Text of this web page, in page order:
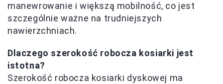
manewrowanie i większą mobilność, co jest
szczególnie ważne na trudniejszych
nawierzchniach.
Dlaczego szerokość robocza kosiarki jest
istotna?
Szerokość robocza kosiarki dyskowej ma